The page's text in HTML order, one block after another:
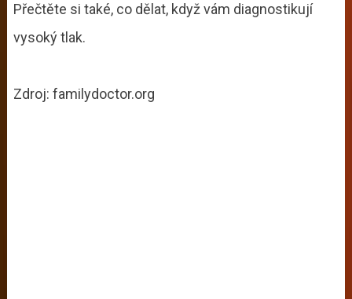
Přečtěte si také, co dělat, když vám diagnostikují
vysoký tlak.
Zdroj: familydoctor.org